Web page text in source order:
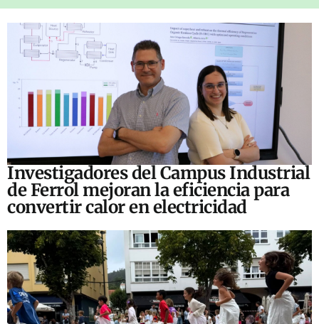
Investigadores del Campus Industrial
de Ferrol mejoran la eficiencia para
convertir calor en electricidad